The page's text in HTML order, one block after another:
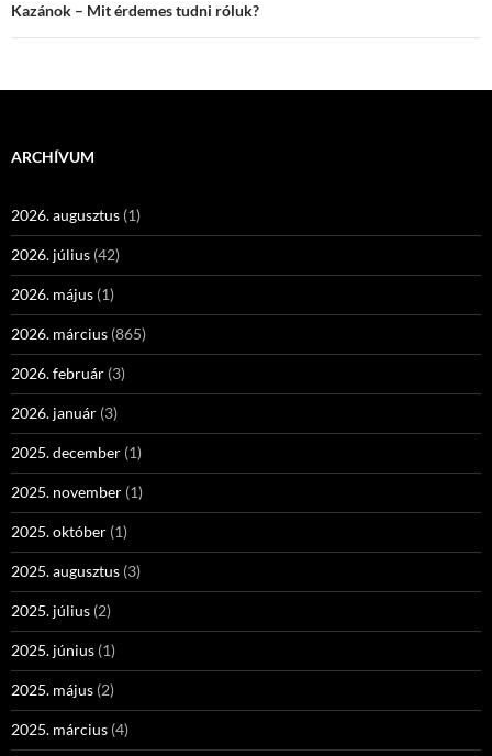
Kazánok – Mit érdemes tudni róluk?
ARCHÍVUM
2026. augusztus (1)
2026. július (42)
2026. május (1)
2026. március (865)
2026. február (3)
2026. január (3)
2025. december (1)
2025. november (1)
2025. október (1)
2025. augusztus (3)
2025. július (2)
2025. június (1)
2025. május (2)
2025. március (4)